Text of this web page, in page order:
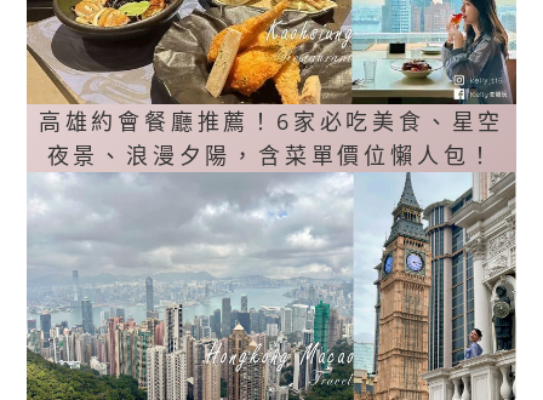
高雄約會餐廳推薦！6家必吃美食、星空
夜景、浪漫夕陽，含菜單價位懶人包！